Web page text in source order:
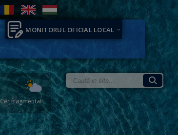
MONITORUL OFICIAL LOCAL
Cer fragmentat